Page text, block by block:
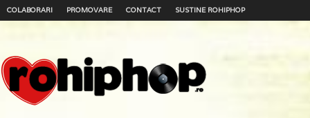
COLABORARI PROMOVARE CONTACT SUSTINE ROHIPHOP